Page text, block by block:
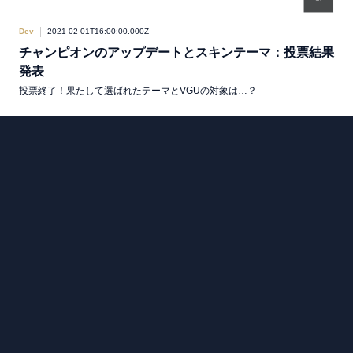
Dev 2021-02-01T16:00:00.000Z
チャンピオンのアップデートとスキンテーマ：投票結果
発表
投票終了！果たして選ばれたテーマとVGUの対象は…？